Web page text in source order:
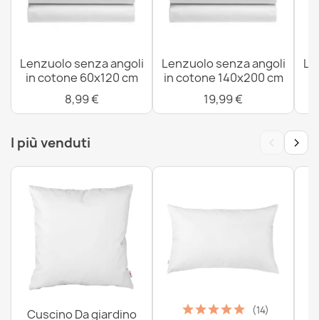
Lenzuolo senza angoli in cotone 80x200 cm
14,99 €
Lenzuolo in Cotone senza Angoli 100x200 cm
16,99 €
Lenzuolo senza angoli
in cotone 60x120 cm
8,99 €
Lenzuolo senza angoli
in cotone 140x200 cm
19,99 €
I più venduti ‹ ›
Cuscino Da giardino
(14)